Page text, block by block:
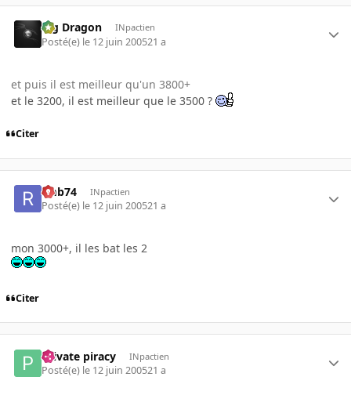
Big Dragon INpactien
Posté(e) le 12 juin 200521 a
et puis il est meilleur qu'un 3800+
et le 3200, il est meilleur que le 3500 ?
Citer
rmb74 INpactien
Posté(e) le 12 juin 200521 a
mon 3000+, il les bat les 2
Citer
Private piracy INpactien
Posté(e) le 12 juin 200521 a